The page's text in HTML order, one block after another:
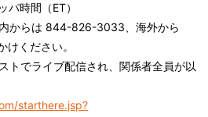
パ時間（ET）
からは 844-826-3033、海外から
ください。
トでライブ配信され、関係者全員が以
starthere.jsp?